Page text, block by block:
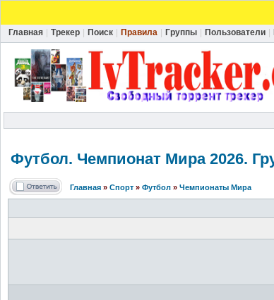
Главная Трекер Поиск Правила Группы Пользователи
Футбол. Чемпионат Мира 2026.
Главная » Спорт » Футбол » Чемпионаты Мира